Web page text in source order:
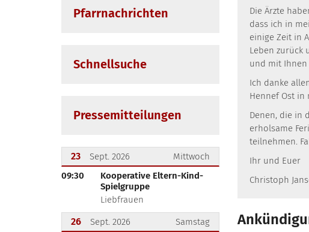
Die Ärzte
dass ich in
einige Zeit in
Leben zurück
und mit Ihnen
Ich danke
Hennef Ost in
Denen, die in
erholsame
teilnehmen.
Ihr und Euer
Christoph
Pfarrnachrichten
Schnellsuche
Pressemitteilungen
Mittwoch
23
Sept. 2026
???msg.page.sr.date??? 23. September 2026
09:30
Kooperative Eltern-Kind-
Spielgruppe
Liebfrauen
Samstag
26
Sept. 2026